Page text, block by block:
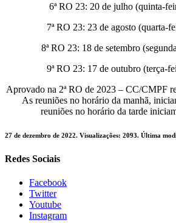
6ª RO 23: 20 de julho (quinta-
7ª RO 23: 23 de agosto (quarta-
8ª RO 23: 18 de setembro
9ª RO 23: 17 de outubro (terça-
Aprovado na 2ª RO de 2023 – CC/CMPF
As reuniões no horário da manhã,
reuniões no horário da tarde
27 de dezembro de 2022. Visualizações: 2093. Última
Redes Sociais
Facebook
Twitter
Youtube
Instagram